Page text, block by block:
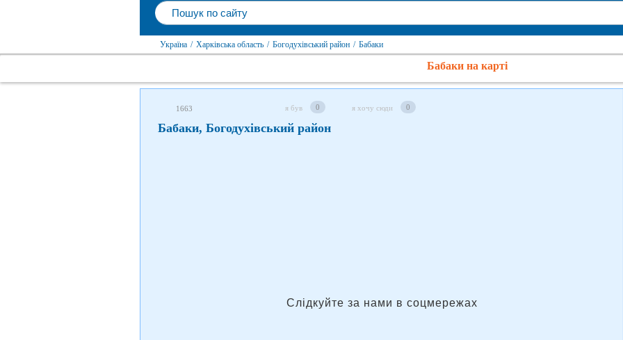
Україна / Харківська область / Богодухівський район / Бабаки
Бабаки на карті
1663 я був 0 я хочу сюди 0
Бабаки, Богодухівський район
Слідкуйте за нами в соцмережах